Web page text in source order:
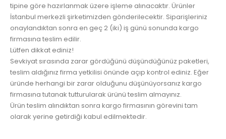
tipine göre hazırlanmak üzere işleme alınacaktır. Ürünler
İstanbul merkezli şirketimizden gönderilecektir. Siparişleriniz
onaylandıktan sonra en geç 2 (iki) iş günü sonunda kargo
firmasına teslim edilir.
Lütfen dikkat ediniz!
Sevkiyat sırasında zarar gördüğünü düşündüğünüz paketleri,
teslim aldığınız firma yetkilisi önünde açıp kontrol ediniz. Eğer
üründe herhangi bir zarar olduğunu düşünüyorsanız kargo
firmasına tutanak tutturularak ürünü teslim almayınız.
Ürün teslim alındıktan sonra kargo firmasının görevini tam
olarak yerine getirdiği kabul edilmektedir.